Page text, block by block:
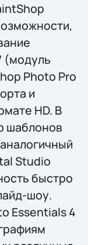
(модуль
Photo Pro
и
HD. В
шаблонов
Studio
быстро
шоу.
Essentials 4